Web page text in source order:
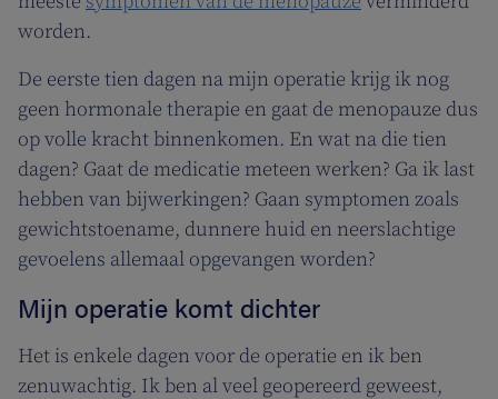
worden.
De eerste tien dagen na mijn operatie krijg ik nog
geen hormonale therapie en gaat de menopauze dus
op volle kracht binnenkomen. En wat na die tien
dagen? Gaat de medicatie meteen werken? Ga ik last
hebben van bijwerkingen? Gaan symptomen zoals
gewichtstoename, dunnere huid en neerslachtige
gevoelens allemaal opgevangen worden?
Mijn operatie komt dichter
Het is enkele dagen voor de operatie en ik ben
zenuwachtig. Ik ben al veel geopereerd geweest,